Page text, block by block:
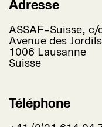
Adresse
ASSAF-Suisse, c/
Avenue des
1006 Lausanne
Suisse
Téléphone